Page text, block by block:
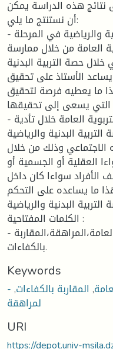
هذه الدراسة يمكن
أن نستنتج ما يلي:
- ضرورة توجه أساتذة التربية البدنية والرياضية في المرحلة
العامة من خلال ممارسة
حصة التربية البدنية
الأستاذ على تحقيق
ما يعطيه فرصة لتحقيق
يسعى إلى تحقيقها.
- كذلك تحقيق الأستاذ للأهداف التربوية العامة خلال تأدية
البدنية والرياضية
وذلك من خلال
العقلية أو الجسمية أو
الأفراد سواءا كان داخل
ما يساعده على التحكم
البدنية والرياضية.
الكلمات المفتاحية :
- التربية البدنية و الرياضية ،التربية العامة،المراهقة،المقاربة
بالكفاءات.
Keywords
, المقاربة بالكفاءات,
لمراهقة
URI
https://depot.univ-